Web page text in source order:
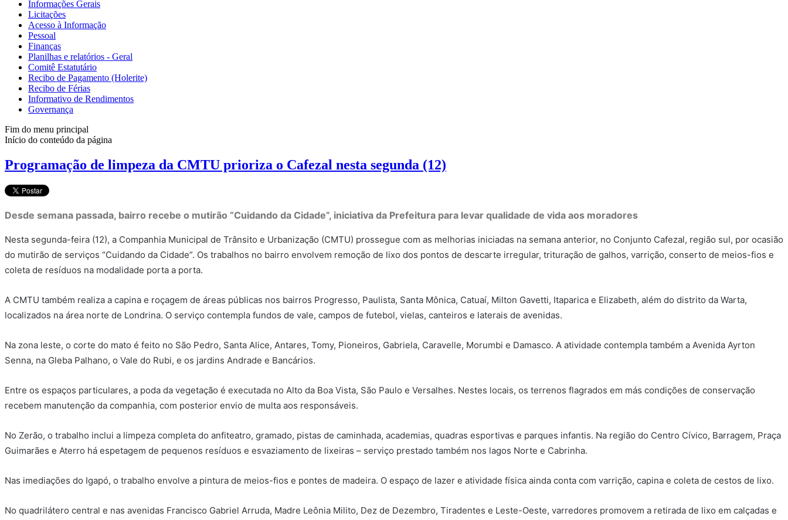
Informações Gerais
Licitações
Acesso à Informação
Pessoal
Finanças
Planilhas e relatórios - Geral
Comitê Estatutário
Recibo de Pagamento (Holerite)
Recibo de Férias
Informativo de Rendimentos
Governança
Fim do menu principal
Início do conteúdo da página
Programação de limpeza da CMTU prioriza o Cafezal nesta segunda (12)
Desde semana passada, bairro recebe o mutirão “Cuidando da Cidade”, iniciativa da Prefeitura para levar qualidade de vida aos moradores
Nesta segunda-feira (12), a Companhia Municipal de Trânsito e Urbanização (CMTU) prossegue com as melhorias iniciadas na semana anterior, no Conjunto Cafezal, região sul, por ocasião
do mutirão de serviços “Cuidando da Cidade”. Os trabalhos no bairro envolvem remoção de lixo dos pontos de descarte irregular, trituração de galhos, varrição, conserto de meios-fios e
coleta de resíduos na modalidade porta a porta.
A CMTU também realiza a capina e roçagem de áreas públicas nos bairros Progresso, Paulista, Santa Mônica, Catuaí, Milton Gavetti, Itaparica e Elizabeth, além do distrito da Warta,
localizados na área norte de Londrina. O serviço contempla fundos de vale, campos de futebol, vielas, canteiros e laterais de avenidas.
Na zona leste, o corte do mato é feito no São Pedro, Santa Alice, Antares, Tomy, Pioneiros, Gabriela, Caravelle, Morumbi e Damasco. A atividade contempla também a Avenida Ayrton
Senna, na Gleba Palhano, o Vale do Rubi, e os jardins Andrade e Bancários.
Entre os espaços particulares, a poda da vegetação é executada no Alto da Boa Vista, São Paulo e Versalhes. Nestes locais, os terrenos flagrados em más condições de conservação
recebem manutenção da companhia, com posterior envio de multa aos responsáveis.
No Zerão, o trabalho inclui a limpeza completa do anfiteatro, gramado, pistas de caminhada, academias, quadras esportivas e parques infantis. Na região do Centro Cívico, Barragem, Praça
Guimarães e Aterro há espetagem de pequenos resíduos e esvaziamento de lixeiras – serviço prestado também nos lagos Norte e Cabrinha.
Nas imediações do Igapó, o trabalho envolve a pintura de meios-fios e pontes de madeira. O espaço de lazer e atividade física ainda conta com varrição, capina e coleta de cestos de lixo.
No quadrilátero central e nas avenidas Francisco Gabriel Arruda, Madre Leônia Milito, Dez de Dezembro, Tiradentes e Leste-Oeste, varredores promovem a retirada de lixo em calçadas e